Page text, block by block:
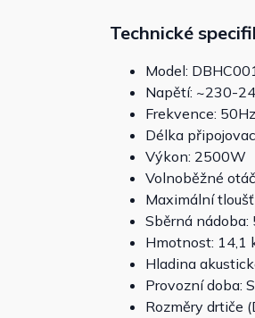
Technické
Model:
Napětí: ~230-
Frekvence: 50Hz
Délka
Výkon: 2500W
Volnoběžné
Maximální
Sběrná nádoba:
Hmotnost: 14,1
Hladina
Provozní doba:
Rozměry drtiče